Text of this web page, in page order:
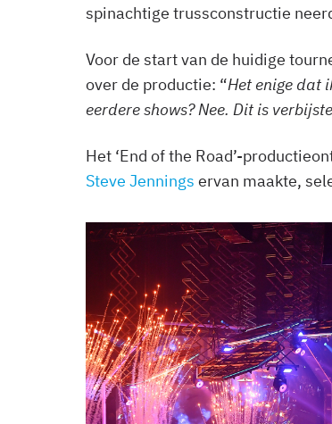
spinachtige trussconstructie
Voor de start van de huidige
over de productie: “Het enige dat
eerdere shows? Nee. Dit is
Het ‘End of the Road’-
Steve Jennings ervan maakte,